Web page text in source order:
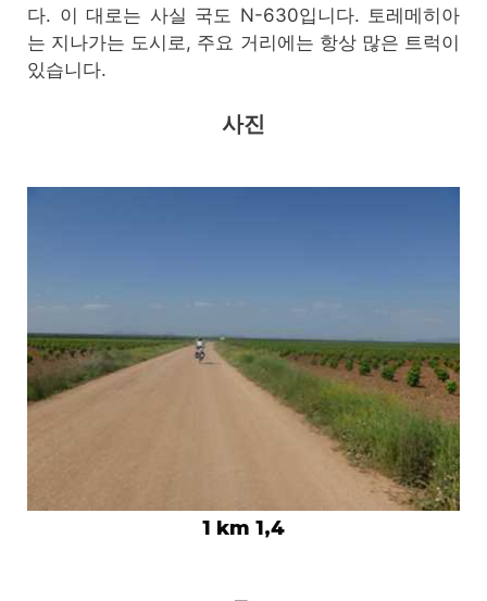
다. 이 대로는 사실 국도 N-630입니다. 토레메히아
는 지나가는 도시로, 주요 거리에는 항상 많은 트럭이
있습니다.
사진
1 km 1,4